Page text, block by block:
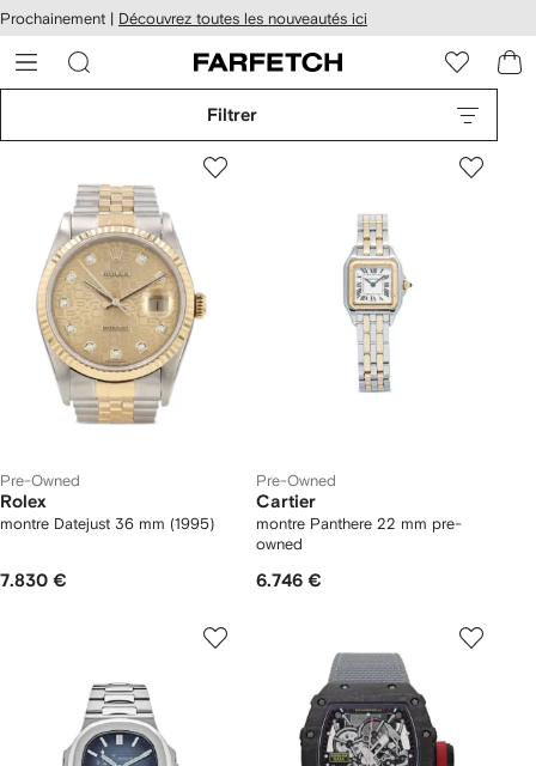
au
principal
Prochainement | Découvrez toutes les nouveautés ici
Filtrer
Pre-Owned
Rolex
montre Datejust 36 mm (1995)
7.830 €
Pre-Owned
Cartier
montre Panthere 22 mm pre-
owned
6.746 €